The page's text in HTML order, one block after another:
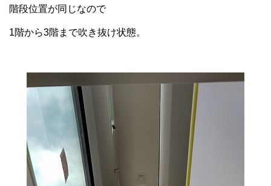
階段位置が同じなので
1階から3階まで吹き抜け状態。